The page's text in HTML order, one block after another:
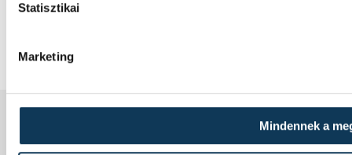
Statisztikai
Marketing
Mindennek a
2008-2026 BAKONY-BALATON MÉDIA KFT.